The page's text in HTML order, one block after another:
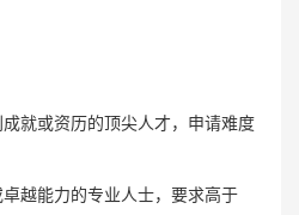
就或资历的顶尖人才，申请难度
越能力的专业人士，要求高于